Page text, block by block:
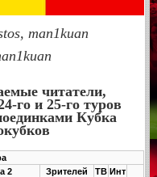
man1kuan
читатели,
го и 25-го туров
Кубка
2 Зрителей ТВ Инт